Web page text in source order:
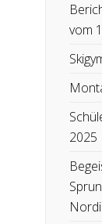
vom
2025